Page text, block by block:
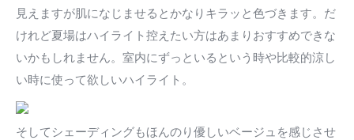
見えますが肌になじませるとかなりキラッと色づきます。だ
けれど夏場はハイライト控えたい方はあまりおすすめできな
いかもしれません。室内にずっといるという時や比較的涼し
い時に使って欲しいハイライト。
そしてシェーディングもほんのり優しいベージュを感じさせ